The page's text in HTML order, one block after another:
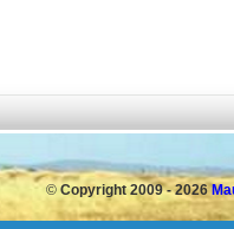
© Copyright 2009 - 2026